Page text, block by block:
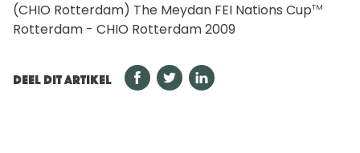
(CHIO Rotterdam) The Meydan FEI Nations CupTM
Rotterdam - CHIO Rotterdam 2009
DEEL DIT ARTIKEL